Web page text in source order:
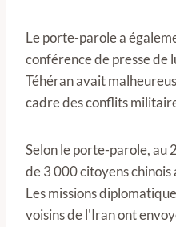
Le porte-parole a
conférence de presse de
Téhéran avait
cadre des conflits
Selon le porte-parole, au
de 3 000 citoyens
Les missions
voisins de l'Iran ont